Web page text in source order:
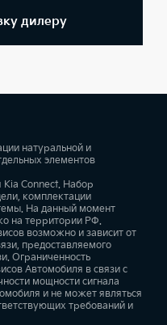
дилеру
натуральной и
элементов
Connect. Набор
комплектации
На данный момент
на территории РФ.
возможно и зависит от
предоставляемого
Ограниченность
Автомобиля в связи с
мощности сигнала
и не может являться
требований и